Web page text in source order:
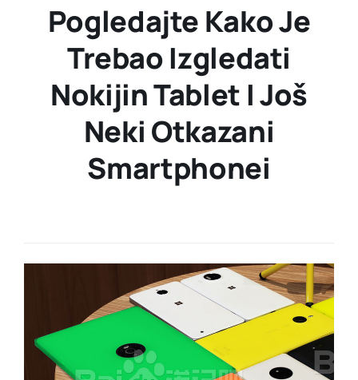
Pogledajte Kako Je
Trebao Izgledati
Nokijin Tablet I Još
Neki Otkazani
Smartphonei